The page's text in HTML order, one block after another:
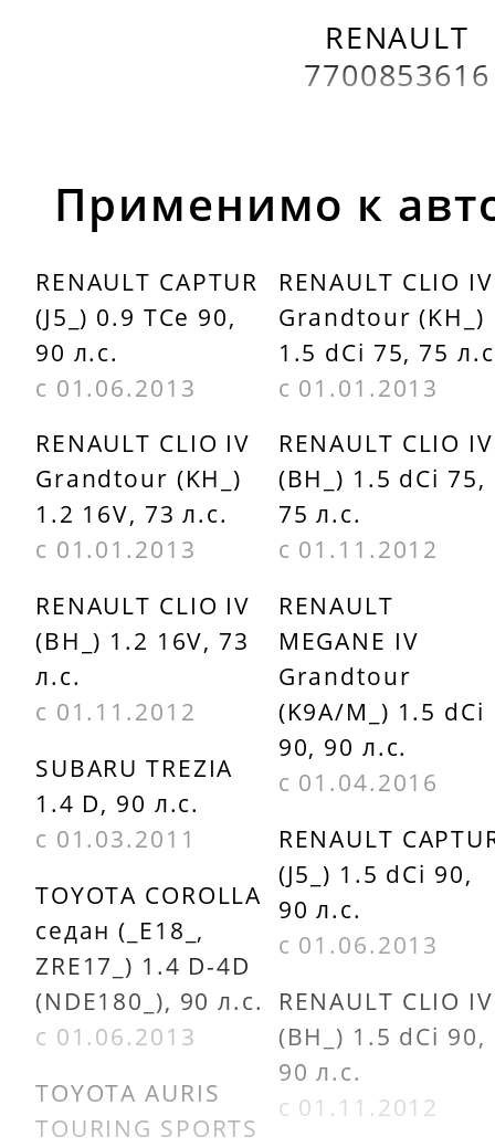
RENAULT
7700853616
Применимо к
RENAULT CAPTUR
(J5_) 0.9 TCe 90,
90 л.с.
с 01.06.2013
RENAULT CLIO IV
Grandtour (KH_)
1.2 16V, 73 л.с.
с 01.01.2013
RENAULT CLIO IV
(BH_) 1.2 16V, 73
л.с.
с 01.11.2012
SUBARU TREZIA
1.4 D, 90 л.с.
с 01.03.2011
TOYOTA COROLLA
седан (_E18_,
ZRE17_) 1.4 D-4D
(NDE180_), 90 л.с.
с 01.06.2013
TOYOTA AURIS
TOURING SPORTS
RENAULT CLIO IV
Grandtour (KH_)
1.5 dCi 75, 75
с 01.01.2013
RENAULT CLIO IV
(BH_) 1.5 dCi 75,
75 л.с.
с 01.11.2012
RENAULT
MEGANE IV
Grandtour
(K9A/M_) 1.5 dCi
90, 90 л.с.
с 01.04.2016
RENAULT
(J5_) 1.5 dCi 90,
90 л.с.
с 01.06.2013
RENAULT CLIO IV
(BH_) 1.5 dCi 90,
90 л.с.
с 01.11.2012